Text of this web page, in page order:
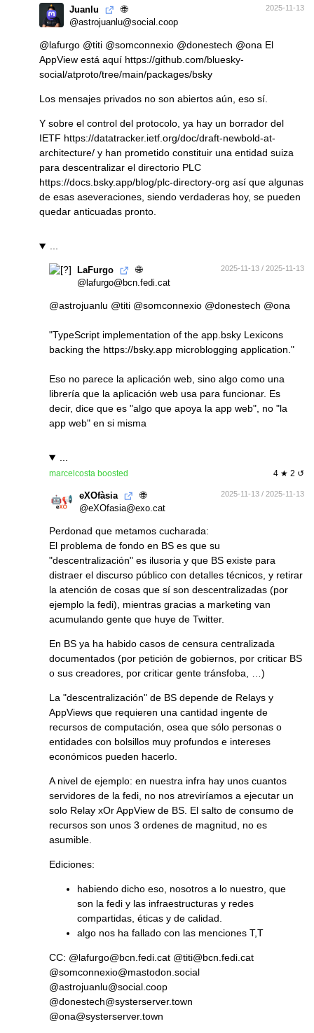
Juanlu 🌐 2025-11-13
@astrojuanlu@social.coop
@lafurgo @titi @somconnexio @donestech @ona El
AppView está aquí https://github.com/bluesky-
social/atproto/tree/main/packages/bsky
Los mensajes privados no son abiertos aún, eso sí.
Y sobre el control del protocolo, ya hay un borrador del
IETF https://datatracker.ietf.org/doc/draft-newbold-at-
architecture/ y han prometido constituir una entidad suiza
para descentralizar el directorio PLC
https://docs.bsky.app/blog/plc-directory-org así que algunas
de esas aseveraciones, siendo verdaderas hoy, se pueden
quedar anticuadas pronto.
...
LaFurgo 🌐 2025-11-13 / 2025-11-13
@lafurgo@bcn.fedi.cat
@astrojuanlu @titi @somconnexio @donestech @ona
"TypeScript implementation of the app.bsky Lexicons
backing the https://bsky.app microblogging application."
Eso no parece la aplicación web, sino algo como una
librería que la aplicación web usa para funcionar. Es
decir, dice que es "algo que apoya la app web", no "la
app web" en si misma
...
4 ★ 2 ↺
marcelcosta boosted
eXOfàsia 🌐 2025-11-13 / 2025-11-13
@eXOfasia@exo.cat
Perdonad que metamos cucharada:
El problema de fondo en BS es que su
"descentralización" es ilusoria y que BS existe para
distraer el discurso público con detalles técnicos, y retirar
la atención de cosas que sí son descentralizadas (por
ejemplo la fedi), mientras gracias a marketing van
acumulando gente que huye de Twitter.
En BS ya ha habido casos de censura centralizada
documentados (por petición de gobiernos, por criticar BS
o sus creadores, por criticar gente tránsfoba, …)
La "descentralización" de BS depende de Relays y
AppViews que requieren una cantidad ingente de
recursos de computación, osea que sólo personas o
entidades con bolsillos muy profundos e intereses
económicos pueden hacerlo.
A nivel de ejemplo: en nuestra infra hay unos cuantos
servidores de la fedi, no nos atreviríamos a ejecutar un
solo Relay xOr AppView de BS. El salto de consumo de
recursos son unos 3 ordenes de magnitud, no es
asumible.
Ediciones:
habiendo dicho eso, nosotros a lo nuestro, que
son la fedi y las infraestructuras y redes
compartidas, éticas y de calidad.
algo nos ha fallado con las menciones T,T
CC: @lafurgo@bcn.fedi.cat @titi@bcn.fedi.cat
@somconnexio@mastodon.social
@astrojuanlu@social.coop
@donestech@systerserver.town
@ona@systerserver.town